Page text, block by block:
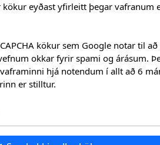
kökur eyðast yfirleitt þegar vafranum
kökur sem Google notar til að
okkar fyrir spami og árásum.
hjá notendum í allt að 6
er stilltur.